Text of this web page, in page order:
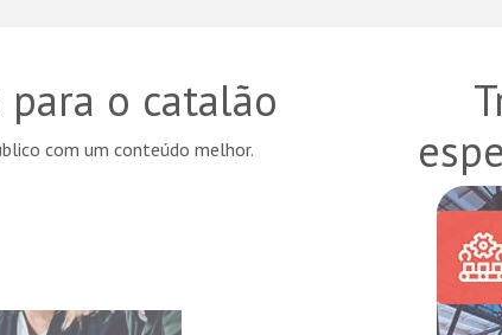
o catalão
com um conteúdo melhor.